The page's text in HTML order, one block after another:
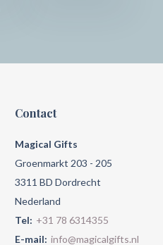
Contact
Magical Gifts
Groenmarkt 203 - 205
3311 BD Dordrecht
Nederland
Tel: +31 78 6314355
E-mail: info@magicalgifts.nl